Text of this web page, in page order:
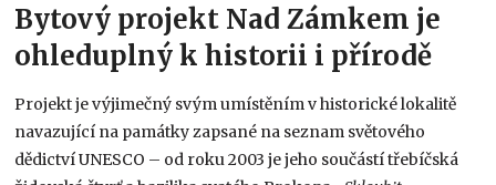
Bytový projekt Nad Zámkem je
ohleduplný k historii i přírodě
Projekt je výjimečný svým umístěním v historické lokalitě
navazující na památky zapsané na seznam světového
dědictví UNESCO – od roku 2003 je jeho součástí třebíčská